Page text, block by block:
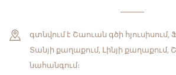
գտնվում է Շաուան գծի հյուսիսում,
Տանյի քաղաքում, Լինյի քաղաքում,
նահանգում։